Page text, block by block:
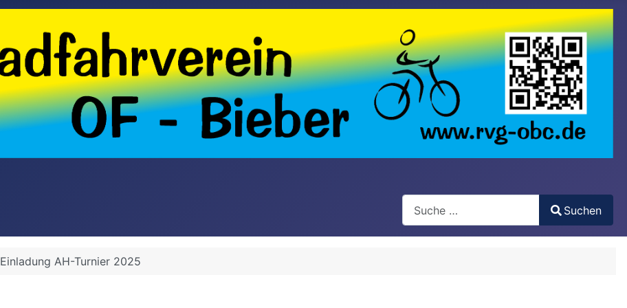
Type 2 or more characters for results.
Suchen
Einladung AH-Turnier 2025